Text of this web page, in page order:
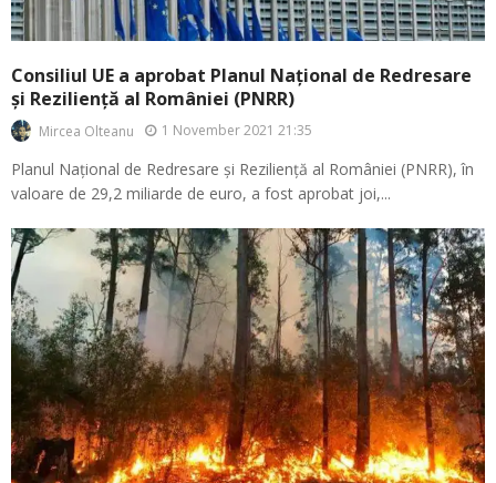
Consiliul UE a aprobat Planul Național de Redresare
și Reziliență al României (PNRR)
Mircea Olteanu 1 November 2021 21:35
Planul Național de Redresare și Reziliență al României (PNRR), în
valoare de 29,2 miliarde de euro, a fost aprobat joi,...